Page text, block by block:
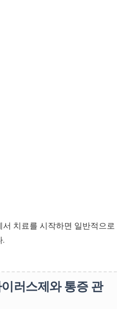
서 치료를 시작하면 일반적으로
.
러스제와 통증 관